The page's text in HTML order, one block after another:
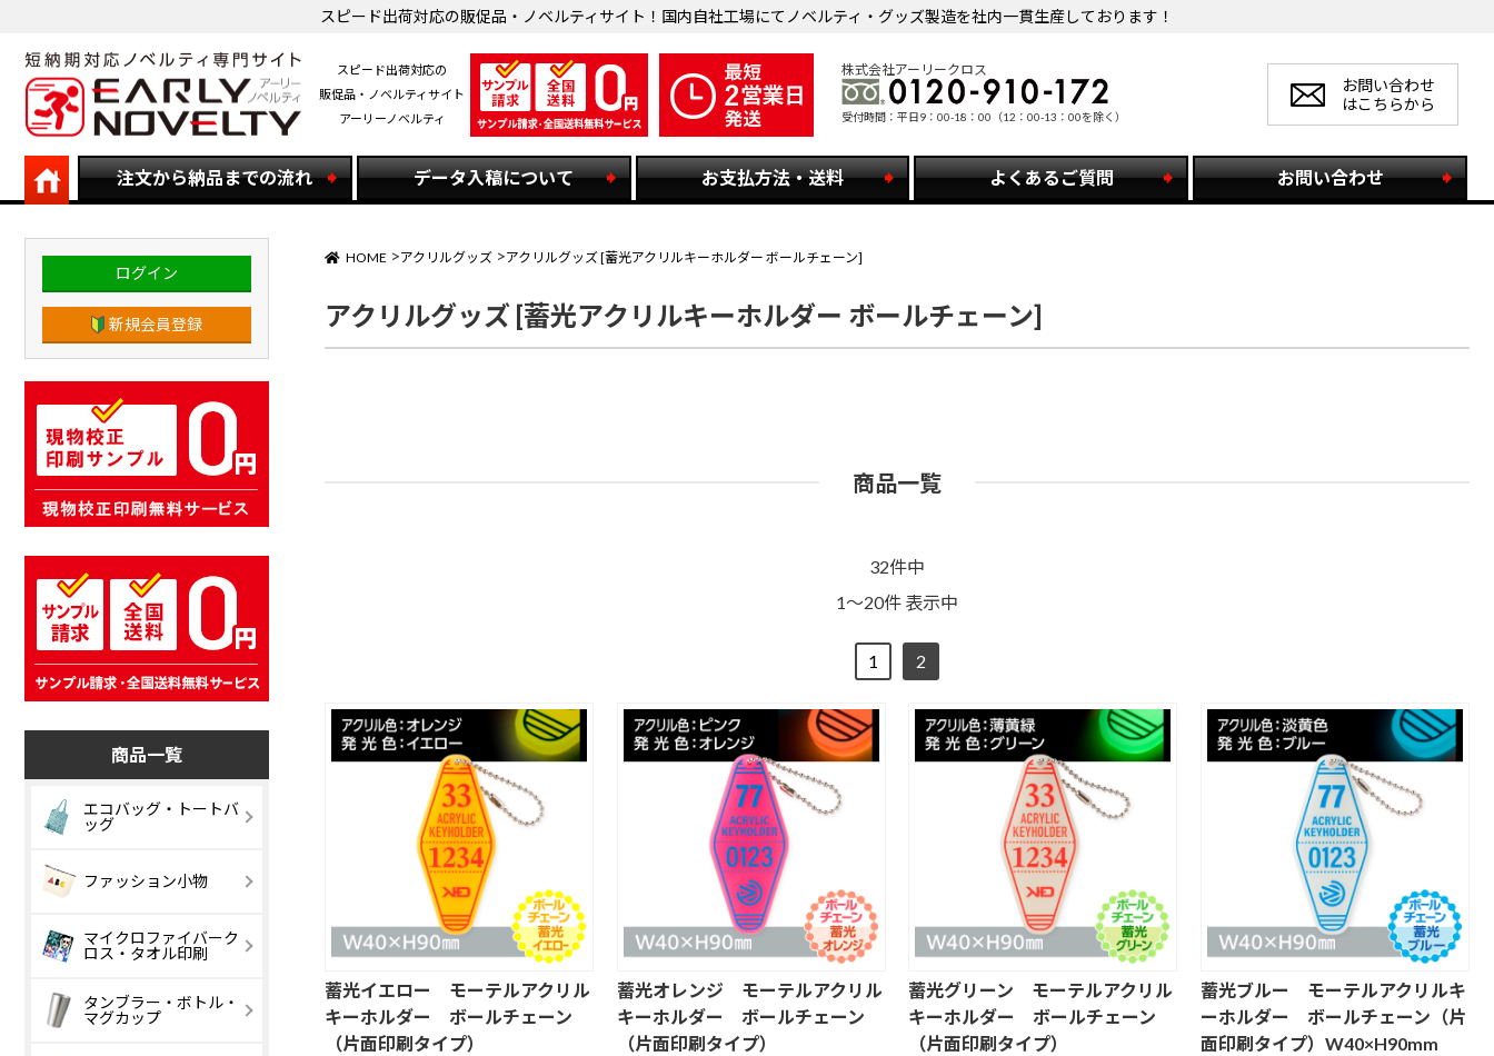
スピード出荷対応の販促品・ノベルティサイト！国内自社工場にてノベルティ・グッズ製造を社内一貫生産しております！
スピード出荷対応の
販促品・ノベルティサイト
アーリーノベルティ
株式会社アーリークロス
受付時間：平日9：00-18：00（12：00-13：00を除く）
お問い合わせ
はこちらから
注文から納品までの流れ データ入稿について お支払方法・送料 よくあるご質問 お問い合わせ
ログイン
新規会員登録
商品一覧
エコバッグ・トートバ
ッグ
キャンバスバッ
グ
ポリエステルバ
デニムバッグ
ナイロンバッグ リネンバッグ ジュートバッグ クリアバッグ その他
ファッション小物
ベーシックポー
チ
デイリーポーチ フラットポーチ 巾着ポーチ ランチバッグ
ボトルホルダー
マイクロファイバーク
ロス・タオル印刷
マイクロファイ
バークロスフル
カラー
ECOマイクロフ
ァイバークロス
マイクロファイ
バークロス シ
マイクロファイ
バークロスエン
ボス加工
マイクロファイ
バータオルフル
タンブラー・ボトル・
マグカップ
HOME アクリルグッズ アクリルグッズ [蓄光アクリルキーホルダー ボールチェーン]
アクリルグッズ [蓄光アクリルキーホルダー ボールチェーン]
商品一覧
32件中
1～20件 表示中
1 2
蓄光イエロー モーテルアクリル
キーホルダー ボールチェーン
（片面印刷タイプ）
蓄光オレンジ モーテルアクリル
キーホルダー ボールチェーン
（片面印刷タイプ）
蓄光グリーン モーテルアクリル
キーホルダー ボールチェーン
（片面印刷タイプ）
蓄光ブルー モーテルアクリルキ
ーホルダー ボールチェーン（片
面印刷タイプ）W40×H90mm